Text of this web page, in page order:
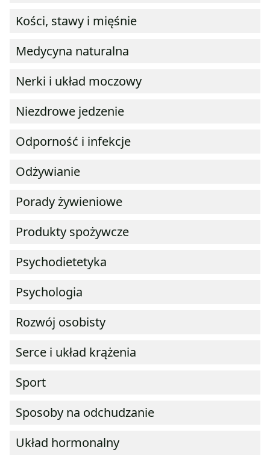
Kości, stawy i mięśnie
Medycyna naturalna
Nerki i układ moczowy
Niezdrowe jedzenie
Odporność i infekcje
Odżywianie
Porady żywieniowe
Produkty spożywcze
Psychodietetyka
Psychologia
Rozwój osobisty
Serce i układ krążenia
Sport
Sposoby na odchudzanie
Układ hormonalny